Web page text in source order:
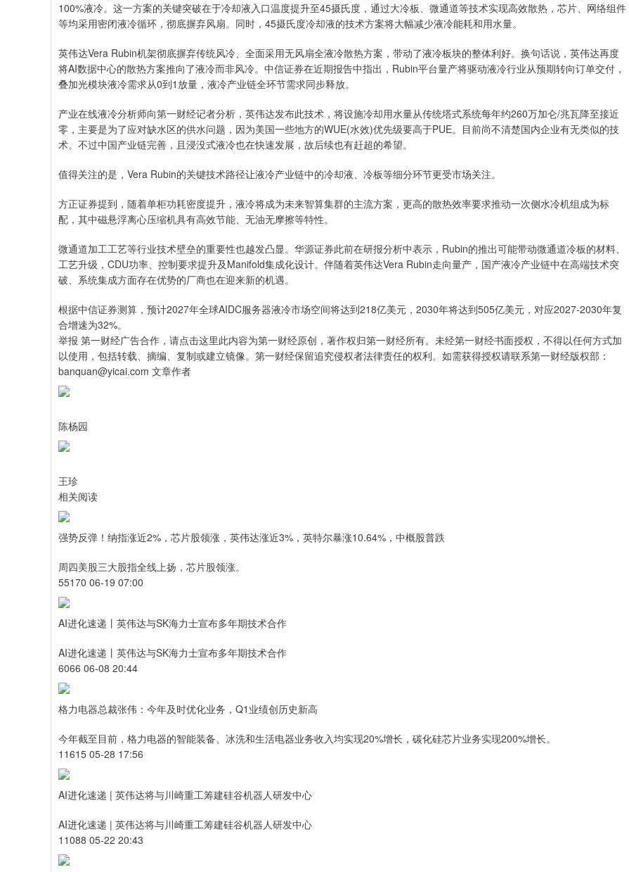
100%液冷。这一方案的关键突破在于冷却液入口温度提升至45摄氏度，通过大冷板、微通道等技术实现高效散热，芯片、网络组件
等均采用密闭液冷循环，彻底摒弃风扇。同时，45摄氏度冷却液的技术方案将大幅减少液冷能耗和用水量。
英伟达Vera Rubin机架彻底摒弃传统风冷、全面采用无风扇全液冷散热方案，带动了液冷板块的整体利好。换句话说，英伟达再度
将AI数据中心的散热方案推向了液冷而非风冷。中信证券在近期报告中指出，Rubin平台量产将驱动液冷行业从预期转向订单交付，
叠加光模块液冷需求从0到1放量，液冷产业链全环节需求同步释放。
产业在线液冷分析师向第一财经记者分析，英伟达发布此技术，将设施冷却用水量从传统塔式系统每年约260万加仑/兆瓦降至接近
零，主要是为了应对缺水区的供水问题，因为美国一些地方的WUE(水效)优先级要高于PUE。目前尚不清楚国内企业有无类似的技
术。不过中国产业链完善，且浸没式液冷也在快速发展，故后续也有赶超的希望。
值得关注的是，Vera Rubin的关键技术路径让液冷产业链中的冷却液、冷板等细分环节更受市场关注。
方正证券提到，随着单柜功耗密度提升，液冷将成为未来智算集群的主流方案，更高的散热效率要求推动一次侧水冷机组成为标
配，其中磁悬浮离心压缩机具有高效节能、无油无摩擦等特性。
微通道加工工艺等行业技术壁垒的重要性也越发凸显。华源证券此前在研报分析中表示，Rubin的推出可能带动微通道冷板的材料、
工艺升级，CDU功率、控制要求提升及Manifold集成化设计。伴随着英伟达Vera Rubin走向量产，国产液冷产业链中在高端技术突
破、系统集成方面存在优势的厂商也在迎来新的机遇。
根据中信证券测算，预计2027年全球AIDC服务器液冷市场空间将达到218亿美元，2030年将达到505亿美元，对应2027-2030年复
合增速为32%。
举报 第一财经广告合作，请点击这里此内容为第一财经原创，著作权归第一财经所有。未经第一财经书面授权，不得以任何方式加
以使用，包括转载、摘编、复制或建立镜像。第一财经保留追究侵权者法律责任的权利。如需获得授权请联系第一财经版权部：
banquan@yicai.com 文章作者
陈杨园
王珍
相关阅读
强势反弹！纳指涨近2%，芯片股领涨，英伟达涨近3%，英特尔暴涨10.64%，中概股普跌
周四美股三大股指全线上扬，芯片股领涨。
55170 06-19 07:00
AI进化速递丨英伟达与SK海力士宣布多年期技术合作
AI进化速递丨英伟达与SK海力士宣布多年期技术合作
6066 06-08 20:44
格力电器总裁张伟：今年及时优化业务，Q1业绩创历史新高
今年截至目前，格力电器的智能装备、冰洗和生活电器业务收入均实现20%增长，碳化硅芯片业务实现200%增长。
11615 05-28 17:56
AI进化速递 | 英伟达将与川崎重工筹建硅谷机器人研发中心
AI进化速递 | 英伟达将与川崎重工筹建硅谷机器人研发中心
11088 05-22 20:43